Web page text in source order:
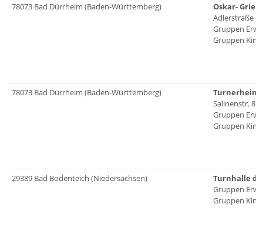
78073 Bad Dürrheim (Baden-Württemberg)
Oskar-
Adlerstraße
Gruppen
Gruppen
78073 Bad Dürrheim (Baden-Württemberg)
Salinenstr. 8
Gruppen
Gruppen
29389 Bad Bodenteich (Niedersachsen)
Turnhalle
Gruppen
Gruppen